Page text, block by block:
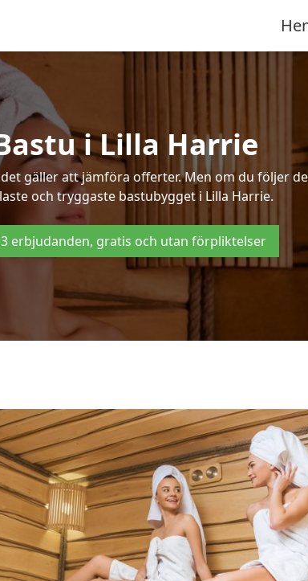
i Lilla Harrie
gäller att jämföra offerter. Men om du följer
och tryggaste bastubygget i Lilla Harrie.
3 erbjudanden, gratis och utan förpliktelser